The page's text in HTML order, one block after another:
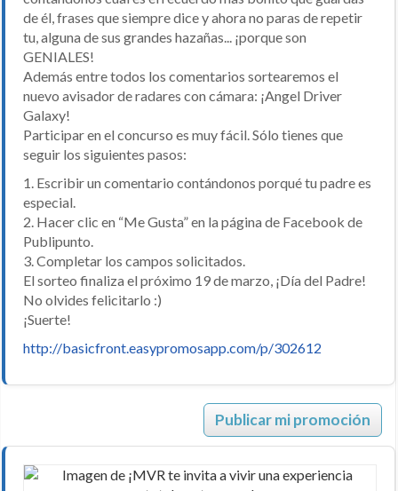
de él, frases que siempre dice y ahora no paras de repetir
tu, alguna de sus grandes hazañas... ¡porque son
GENIALES!
Además entre todos los comentarios sortearemos el
nuevo avisador de radares con cámara: ¡Angel Driver
Galaxy!
Participar en el concurso es muy fácil. Sólo tienes que
seguir los siguientes pasos:
1. Escribir un comentario contándonos porqué tu padre es
especial.
2. Hacer clic en “Me Gusta” en la página de Facebook de
Publipunto.
3. Completar los campos solicitados.
El sorteo finaliza el próximo 19 de marzo, ¡Día del Padre!
No olvides felicitarlo :)
¡Suerte!
http://basicfront.easypromosapp.com/p/302612
Publicar mi promoción